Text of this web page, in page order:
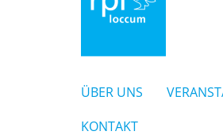
ÜBER UNS
KONTAKT